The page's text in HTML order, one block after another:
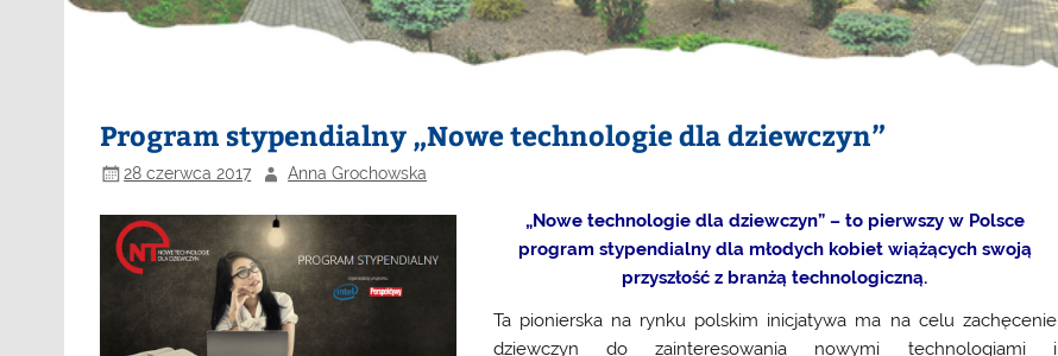
Program stypendialny „Nowe technologie dla dziewczyn”
28 czerwca 2017 Anna Grochowska
„Nowe technologie dla dziewczyn” – to pierwszy w Polsce
program stypendialny dla młodych kobiet wiążących swoją
przyszłość z branżą technologiczną.
Ta pionierska na rynku polskim inicjatywa ma na celu zachęcenie
dziewczyn do zainteresowania nowymi technologiami i